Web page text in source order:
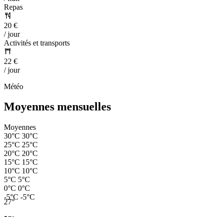
Repas
20 €
/ jour
Activités et transports
22 €
/ jour
Météo
Moyennes mensuelles
Moyennes
30°C 30°C
25°C 25°C
20°C 20°C
15°C 15°C
10°C 10°C
5°C 5°C
0°C 0°C
-5°C -5°C
27°